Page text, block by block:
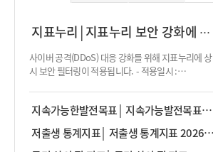
지표누리 지표누리 보안 강화에 따른 서비스 안내
사이버 공격(DDoS) 대응 강화를 위해 지표누리에 상
시 보안 필터링이 적용됩니다. - 적용일시 :
현황 : 일시적인 접속 지연 또는 화면 새로고침 발생
가능 안전한 서비스 제공을 위한 조치이오니 이용에
참고하여 주시기 바랍니다.
지속가능한발전목표 지속가능발전목표(SDG) 2026년 2분기 업데이트 안내
저출생 통계지표 저출생 통계지표 2026년 2분기 업데이트 안내